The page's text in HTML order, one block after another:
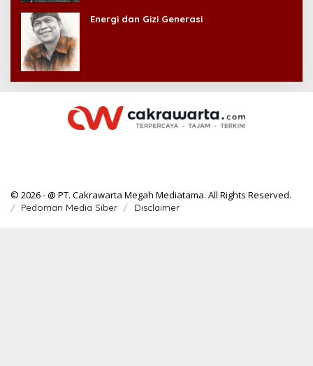
Energi dan Gizi Generasi
© 2026 - @ PT. Cakrawarta Megah Mediatama. All Rights Reserved.
Pedoman Media Siber Disclaimer